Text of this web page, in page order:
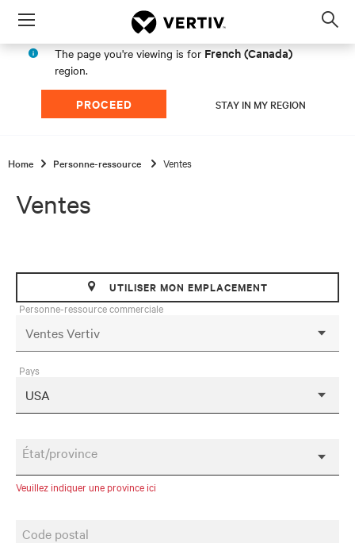
Menu
The page you're viewing is for French (Canada)
region.
PROCEED STAY IN MY REGION
Home Personne-ressource Ventes
Ventes
UTILISER MON EMPLACEMENT
Personne-ressource commerciale
Pays
État/province
Veuillez indiquer une province ici
Code postal